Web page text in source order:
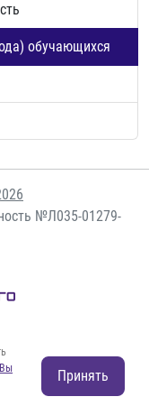
обучающихся
№Л035-01279-
на обработку ПД
Вы
Принять